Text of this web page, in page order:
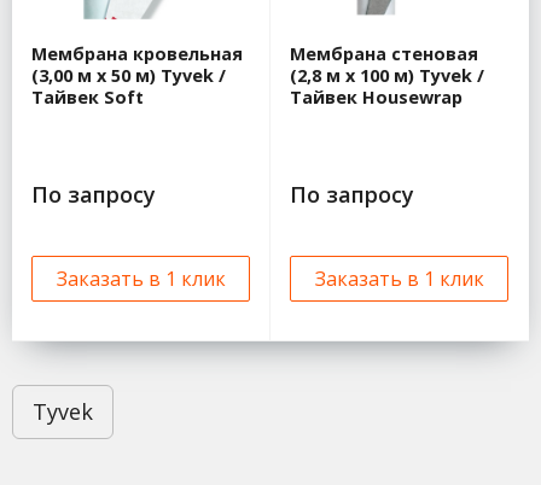
Мембрана кровельная
(3,00 м x 50 м) Tyvek /
Тайвек Soft
По запросу
Заказать в 1 клик
Мембрана стеновая
(2,8 м x 100 м) Tyvek /
Тайвек Housewrap
По запросу
Заказать в 1 клик
Tyvek